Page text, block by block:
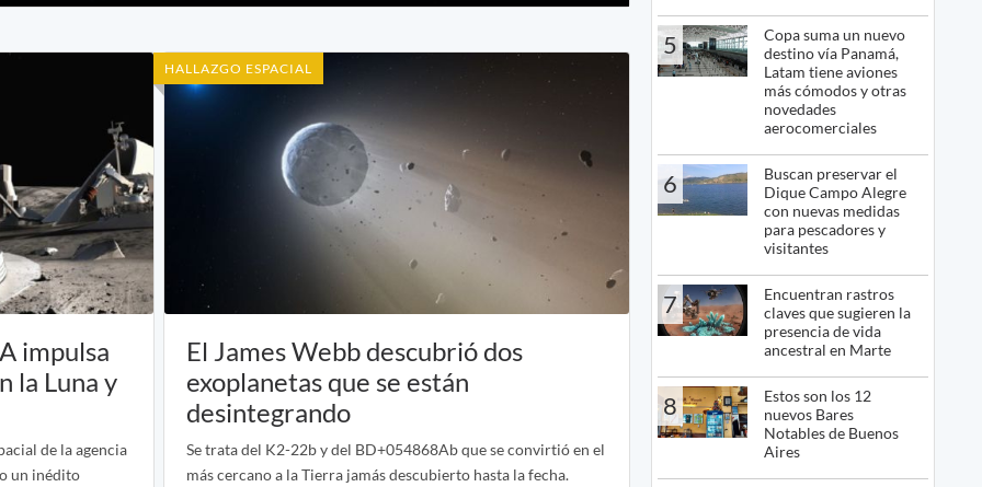
impulsa
la Luna y
de la agencia
un inédito
HALLAZGO ESPACIAL
El James Webb descubrió dos
exoplanetas que se están
desintegrando
Se trata del K2-22b y del BD+054868Ab que se convirtió en el
más cercano a la Tierra jamás descubierto hasta la fecha.
5
Copa suma un nuevo
destino vía Panamá,
Latam tiene aviones
más cómodos y otras
novedades
aerocomerciales
6
Buscan preservar el
Dique Campo Alegre
con nuevas medidas
para pescadores y
visitantes
7
Encuentran rastros
claves que sugieren la
presencia de vida
ancestral en Marte
8
Estos son los 12
nuevos Bares
Notables de Buenos
Aires